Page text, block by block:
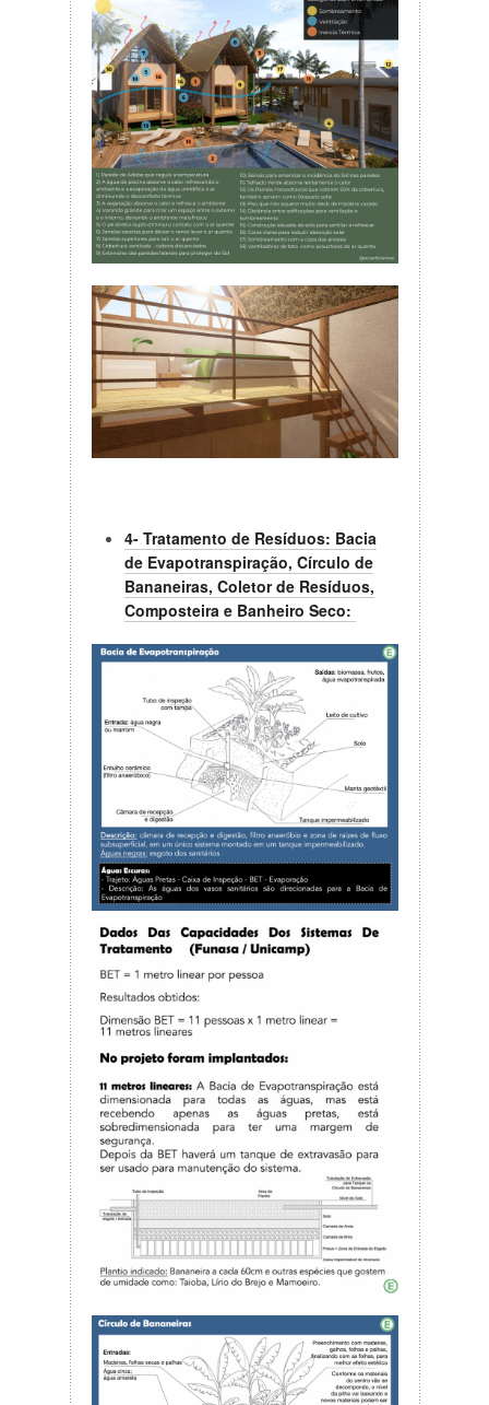
4- Tratamento de Resíduos: Bacia
de Evapotranspiração, Círculo de
Bananeiras, Coletor de Resíduos,
Composteira e Banheiro Seco: